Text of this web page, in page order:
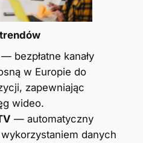
bezpłatne kanały
w Europie do
zapewniając
wideo.
— automatyczny
danych